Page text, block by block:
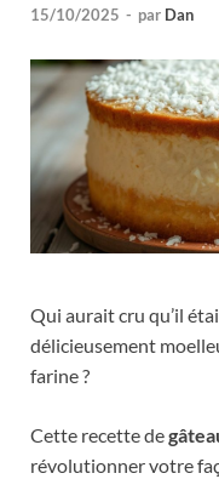
15/10/2025 - par Dan
Qui aurait cru qu’il
délicieusement
farine ?
Cette recette de
révolutionner votre